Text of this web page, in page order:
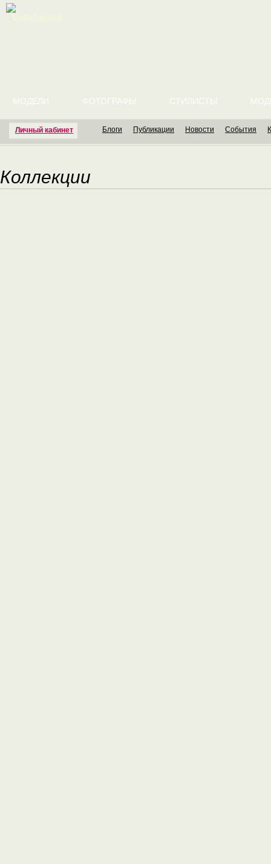
Личный кабинет
МОДЕЛИ ФОТОГРАФЫ СТИЛИСТЫ
Блоги Публикации Новости События
Коллекции